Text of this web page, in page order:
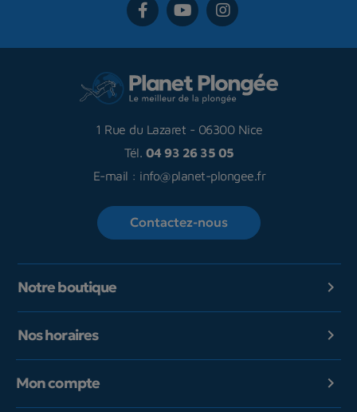
1 Rue du Lazaret - 06300 Nice
Tél. 04 93 26 35 05
E-mail : info@planet-plongee.fr
Contactez-nous
Notre boutique 
Nos horaires 
Mon compte 